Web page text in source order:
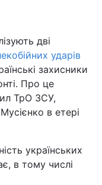
дві
ударів
захисники
Про це
ТрО ЗСУ,
в етері
українських
в тому числі